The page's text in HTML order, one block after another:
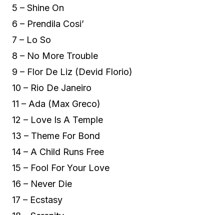
5 – Shine On
6 – Prendila Cosi’
7 – Lo So
8 – No More Trouble
9 – Flor De Liz (Devid Florio)
10 – Rio De Janeiro
11 – Ada (Max Greco)
12 – Love Is A Temple
13 – Theme For Bond
14 – A Child Runs Free
15 – Fool For Your Love
16 – Never Die
17 – Ecstasy